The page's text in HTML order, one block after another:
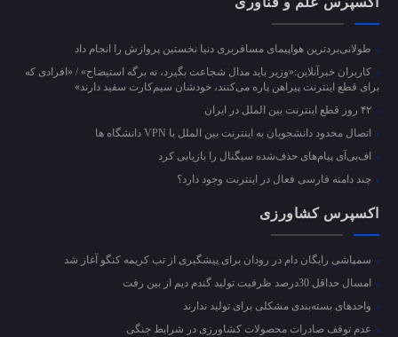
طولانی‌بردترین هواپیمای مسافربری دنیا نخستین پروازش را انجام داد
کاربران خبرآنلاین:«وزیر باید مدال شجاعت بگیرد، نه برگه استیضاح» / «افرادی که
برای قطع اینترنت پیراهن پاره می‌کنند، خودشان سیم‌کارت سفید دارند»
۴۲ روز قطع اینترنت بین الملل در ایران
اتصال محدود دانشجویان به اینترنت بین الملل با VPN دانشگاه ها
اف‌بی‌آی پیام‌های حذف‌شده سیگنال را بازیابی کرد
چند دامنه فارسی فعال در اینترنت وجود دارد؟
اکسپرس کشاورزی
سمپاشی رایگان دام در رودان برای پیشگیری از تب کریمه کنگو آغاز شد
امسال حداقل 30درصد ظرفیت تولید گندم دیم از بین رفت
واحد‌های بسته‌بندی مشکلی برای تولید ندارند
عدم توقف صادرات محصولات کشاورزی در شرایط جنگی